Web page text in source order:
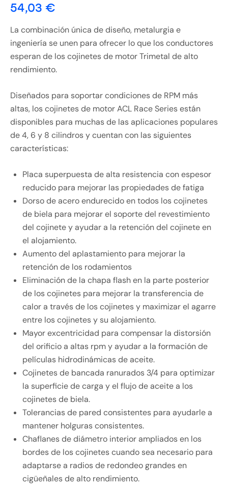
54,03 €
La combinación única de diseño, metalurgia e
ingeniería se unen para ofrecer lo que los conductores
esperan de los cojinetes de motor Trimetal de alto
rendimiento.
Diseñados para soportar condiciones de RPM más
altas, los cojinetes de motor ACL Race Series están
disponibles para muchas de las aplicaciones populares
de 4, 6 y 8 cilindros y cuentan con las siguientes
características:
Placa superpuesta de alta resistencia con espesor
reducido para mejorar las propiedades de fatiga
Dorso de acero endurecido en todos los cojinetes
de biela para mejorar el soporte del revestimiento
del cojinete y ayudar a la retención del cojinete en
el alojamiento.
Aumento del aplastamiento para mejorar la
retención de los rodamientos
Eliminación de la chapa flash en la parte posterior
de los cojinetes para mejorar la transferencia de
calor a través de los cojinetes y maximizar el agarre
entre los cojinetes y su alojamiento.
Mayor excentricidad para compensar la distorsión
del orificio a altas rpm y ayudar a la formación de
películas hidrodinámicas de aceite.
Cojinetes de bancada ranurados 3/4 para optimizar
la superficie de carga y el flujo de aceite a los
cojinetes de biela.
Tolerancias de pared consistentes para ayudarle a
mantener holguras consistentes.
Chaflanes de diámetro interior ampliados en los
bordes de los cojinetes cuando sea necesario para
adaptarse a radios de redondeo grandes en
cigüeñales de alto rendimiento.